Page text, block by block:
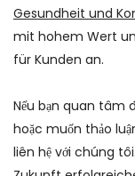
Gesundheit und
mit hohem Wert
für Kunden an.
Nếu bạn quan tâm
hoặc muốn thảo
liên hệ với chúng